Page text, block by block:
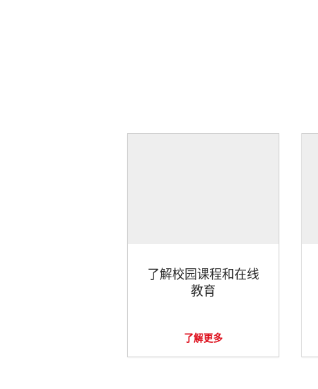
了解校园课程和在线
教育
了解更多